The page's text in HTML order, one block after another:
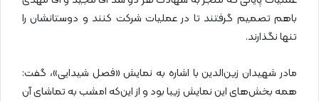
باهم تصمیم گرفتند تا در عملیات شرکت کنند و دوستانشان را
تنها نگذارند.
مادر شهیدان زین‌الدین با اشاره به نمایش «فصل شیدایی»، گفت:
همه بخش‌های این نمایش زیبا بود و از این‌که امشب به تماشای آن